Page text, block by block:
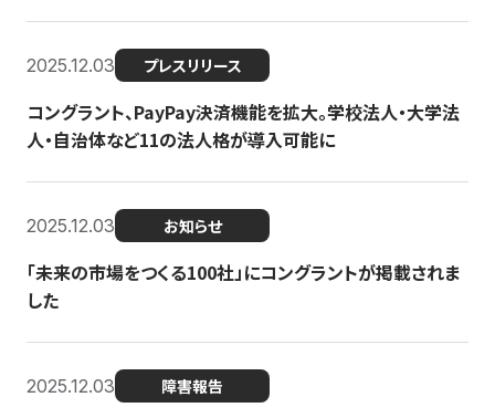
2025.12.03 プレスリリース
コングラント、PayPay決済機能を拡大。学校法人・大学法
人・自治体など11の法人格が導入可能に
2025.12.03 お知らせ
「未来の市場をつくる100社」にコングラントが掲載されま
した
2025.12.03 障害報告